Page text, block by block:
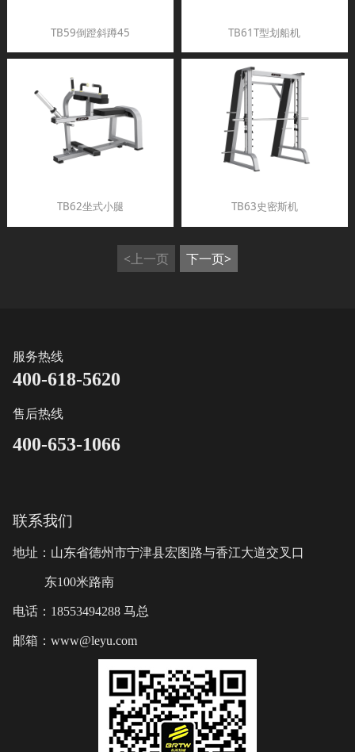
TB59倒蹬斜蹲45 TB61T型划船机
TB62坐式小腿 TB63史密斯机
<上一页 下一页>
服务热线
400-618-5620
售后热线
400-653-1066
联系我们
地址：山东省德州市宁津县宏图路与香江大道交叉口
东100米路南
电话：18553494288 马总
邮箱：www@leyu.com